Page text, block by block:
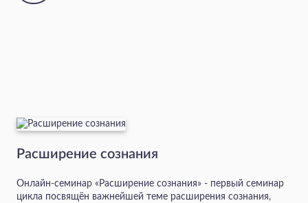
Расширение сознания
Онлайн-семинар «Расширение сознания» - первый семинар
цикла посвящён важнейшей теме расширения сознания,